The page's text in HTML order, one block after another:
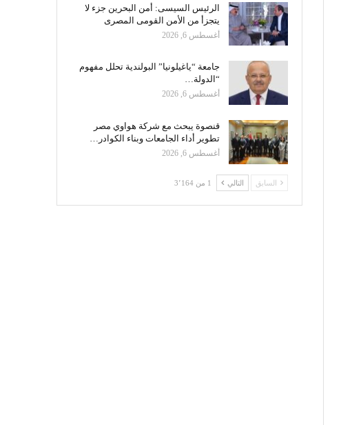
الرئيس السيسى: أمن البحرين جزء لا
يتجزأ من الأمن القومى المصرى
أغسطس 6, 2026
جامعة “ياغيلونيا” البولندية تحلل مفهوم
“الدولة…
أغسطس 6, 2026
قنصوة يبحث مع شركة هواوي مصر
تطوير أداء الجامعات وبناء الكوادر…
أغسطس 6, 2026
السابق التالي 1 من 3٬164